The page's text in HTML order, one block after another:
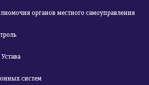
органов местного самоуправления
систем